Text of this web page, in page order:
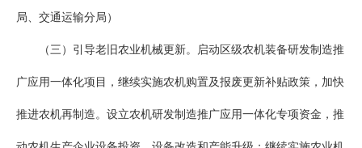
局、交通运输分局）
（三）引导老旧农业机械更新。启动区级农机装备研发制造推
广应用一体化项目，继续实施农机购置及报废更新补贴政策，加快
推进农机再制造。设立农机研发制造推广应用一体化专项资金，推